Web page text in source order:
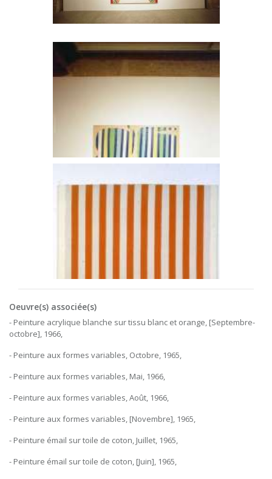
Oeuvre(s) associée(s)
- Peinture acrylique blanche sur tissu blanc et orange, [Septembre-
octobre], 1966,
- Peinture aux formes variables, Octobre, 1965,
- Peinture aux formes variables, Mai, 1966,
- Peinture aux formes variables, Août, 1966,
- Peinture aux formes variables, [Novembre], 1965,
- Peinture émail sur toile de coton, Juillet, 1965,
- Peinture émail sur toile de coton, [Juin], 1965,